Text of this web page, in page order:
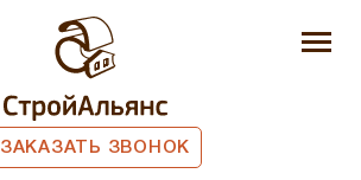
ЗАКАЗАТЬ ЗВОНОК